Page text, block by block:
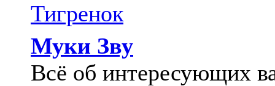
Тигренок
Муки Зву
Всё об интересующих